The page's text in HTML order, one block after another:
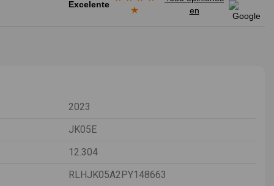
Excelente
★
en
2023
JK05E
12.304
RLHJK05A2PY148663